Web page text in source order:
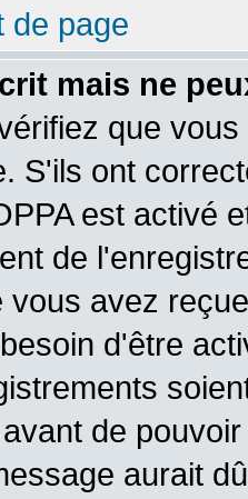
de page
mais ne
que
S'ils ont
est activé
de
vous avez
d'être
de
aurait